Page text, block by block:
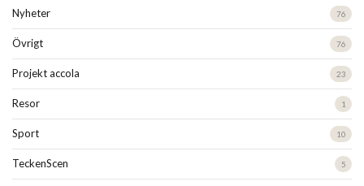
Nyheter 76
Övrigt 76
Projekt accola 23
Resor 1
Sport 10
TeckenScen 5